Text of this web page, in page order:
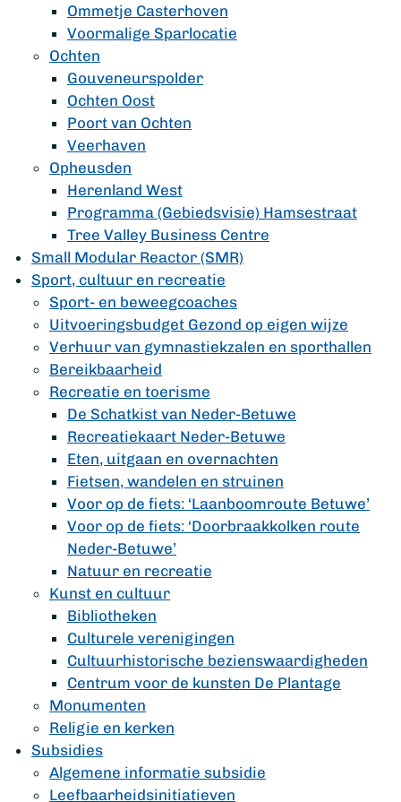
Ommetje Casterhoven
Voormalige Sparlocatie
Ochten
Gouveneurspolder
Ochten Oost
Poort van Ochten
Veerhaven
Opheusden
Herenland West
Programma (Gebiedsvisie) Hamsestraat
Tree Valley Business Centre
Small Modular Reactor (SMR)
Sport, cultuur en recreatie
Sport- en beweegcoaches
Uitvoeringsbudget Gezond op eigen wijze
Verhuur van gymnastiekzalen en sporthallen
Bereikbaarheid
Recreatie en toerisme
De Schatkist van Neder-Betuwe
Recreatiekaart Neder-Betuwe
Eten, uitgaan en overnachten
Fietsen, wandelen en struinen
Voor op de fiets: ‘Laanboomroute Betuwe’
Voor op de fiets: ‘Doorbraakkolken route
Neder-Betuwe’
Natuur en recreatie
Kunst en cultuur
Bibliotheken
Culturele verenigingen
Cultuurhistorische bezienswaardigheden
Centrum voor de kunsten De Plantage
Monumenten
Religie en kerken
Subsidies
Algemene informatie subsidie
Leefbaarheidsinitiatieven